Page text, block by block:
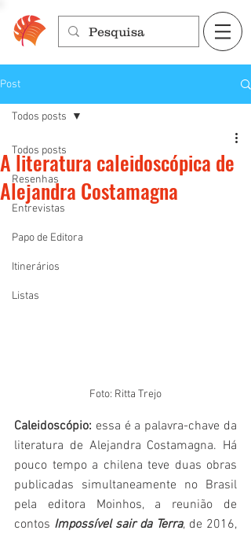
Post
Todos posts
Resenhas
Entrevistas
Papo de Editora
Itinerários
Listas
Todos posts
A literatura caleidoscópica de
Alejandra Costamagna
Foto: Ritta Trejo
Caleidoscópio: essa é a palavra-chave da
literatura de Alejandra Costamagna. Há
pouco tempo a chilena teve duas obras
publicadas simultaneamente no Brasil
pela editora Moinhos, a reunião de
contos Impossível sair da Terra, de 2016,